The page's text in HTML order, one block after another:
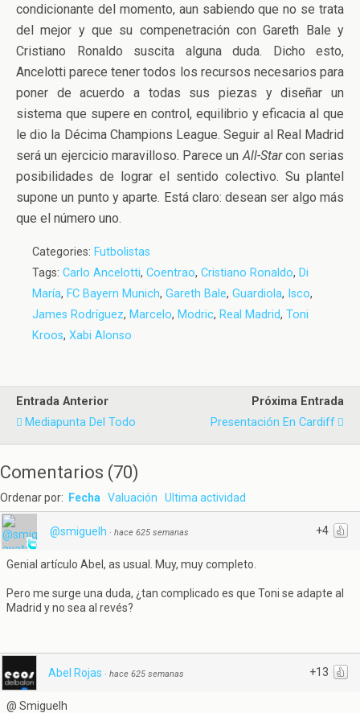
condicionante del momento, aun sabiendo que no se trata
del mejor y que su compenetración con Gareth Bale y
Cristiano Ronaldo suscita alguna duda. Dicho esto,
Ancelotti parece tener todos los recursos necesarios para
poner de acuerdo a todas sus piezas y diseñar un
sistema que supere en control, equilibrio y eficacia al que
le dio la Décima Champions League. Seguir al Real Madrid
será un ejercicio maravilloso. Parece unAll-Starcon serias
posibilidades de lograr el sentido colectivo. Su plantel
supone un punto y aparte. Está claro: desean ser algo más
que el número uno.
Categories: Futbolistas
Tags: Carlo Ancelotti, Coentrao, Cristiano Ronaldo, Di
María, FC Bayern Munich, Gareth Bale, Guardiola, Isco,
James Rodríguez, Marcelo, Modric, Real Madrid, Toni
Kroos, Xabi Alonso
Entrada Anterior
Mediapunta Del Todo
Próxima Entrada
Presentación En Cardiff
Comentarios (70)
Ordenar por: Fecha Valuación Ultima actividad
+4
@smiguelh · hace 625 semanas
Genial artículo Abel, as usual. Muy, muy completo.
Pero me surge una duda, ¿tan complicado es que Toni se adapte al
Madrid y no sea al revés?
+13
Abel Rojas · hace 625 semanas
@ Smiguelh